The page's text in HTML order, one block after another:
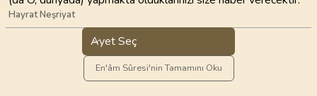
Hayrat Neşriyat
Ayet Seç
En'âm Sûresi'nin Tamamını Oku